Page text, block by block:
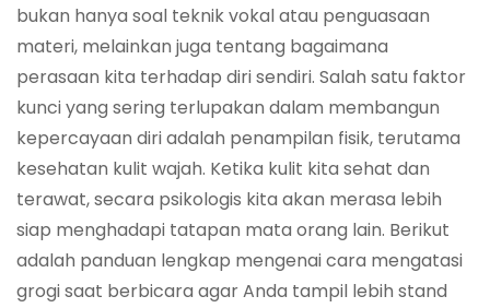
bukan hanya soal teknik vokal atau penguasaan
materi, melainkan juga tentang bagaimana
perasaan kita terhadap diri sendiri. Salah satu faktor
kunci yang sering terlupakan dalam membangun
kepercayaan diri adalah penampilan fisik, terutama
kesehatan kulit wajah. Ketika kulit kita sehat dan
terawat, secara psikologis kita akan merasa lebih
siap menghadapi tatapan mata orang lain. Berikut
adalah panduan lengkap mengenai cara mengatasi
grogi saat berbicara agar Anda tampil lebih stand